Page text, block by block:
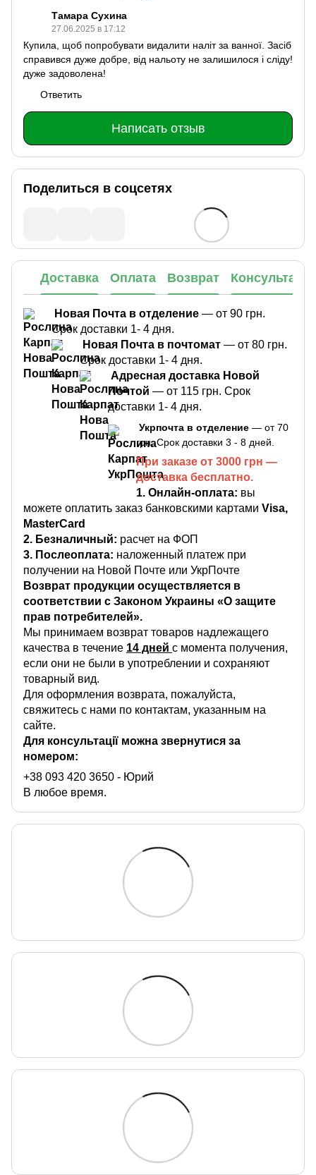
Тамара Сухина
27.06.2025 в 17:12
Купила, щоб попробувати видалити наліт за ванної. Засіб
справився дуже добре, від нальоту не залишилося і сліду!
дуже задоволена!
Ответить
Написать отзыв
Поделиться в соцсетях
Доставка Оплата Возврат
Новая Почта в отделение — от 90 грн.
Срок доставки 1- 4 дня.
Новая Почта в почтомат — от 80 грн.
Срок доставки 1- 4 дня.
Адресная доставка Новой
Почтой — от 115 грн. Срок
доставки 1- 4 дня.
Укрпочта в отделение — от 70
грн. Срок доставки 3 - 8 дней.
При заказе от 3000 грн —
доставка бесплатно.
1. Онлайн-оплата: вы
можете оплатить заказ банковскими картами Visa,
MasterCard
2. Безналичный: расчет на ФОП
3. Послеоплата: наложенный платеж при
получении на Новой Почте или УкрПочте
Возврат продукции осуществляется в
соответствии с Законом Украины «О защите
прав потребителей».
Мы принимаем возврат товаров надлежащего
качества в течение 14 дней с момента получения,
если они не были в употреблении и сохраняют
товарный вид.
Для оформления возврата, пожалуйста,
свяжитесь с нами по контактам, указанным на
сайте.
Для консультації можна звернутися за
номером:
+38 093 420 3650 - Юрий
В любое время.